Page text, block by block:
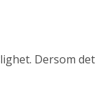
Dersom